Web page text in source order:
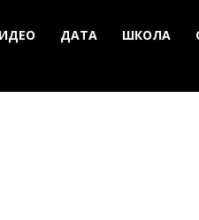
ДАТА ШКОЛА